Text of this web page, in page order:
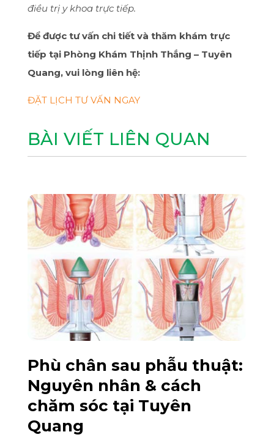
điều trị y khoa trực tiếp.
Để được tư vấn chi tiết và thăm khám trực
tiếp tại Phòng Khám Thịnh Thắng – Tuyên
Quang, vui lòng liên hệ:
ĐẶT LỊCH TƯ VẤN NGAY
BÀI VIẾT LIÊN QUAN
Phù chân sau phẫu thuật:
Nguyên nhân & cách
chăm sóc tại Tuyên
Quang